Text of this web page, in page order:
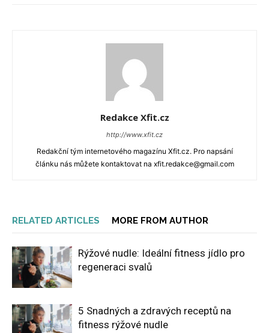
Redakce Xfit.cz
http://www.xfit.cz
Redakční tým internetového magazínu Xfit.cz. Pro napsání
článku nás můžete kontaktovat na xfit.redakce@gmail.com
RELATED ARTICLES MORE FROM AUTHOR
Rýžové nudle: Ideální fitness jídlo pro
regeneraci svalů
5 Snadných a zdravých receptů na
fitness rýžové nudle